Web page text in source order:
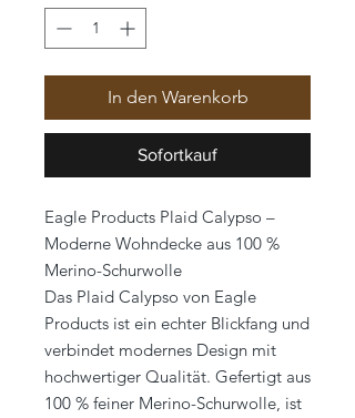
In den Warenkorb
Sofortkauf
Eagle Products Plaid Calypso –
Moderne Wohndecke aus 100 %
Merino-Schurwolle
Das Plaid Calypso von Eagle
Products ist ein echter Blickfang und
verbindet modernes Design mit
hochwertiger Qualität. Gefertigt aus
100 % feiner Merino-Schurwolle, ist